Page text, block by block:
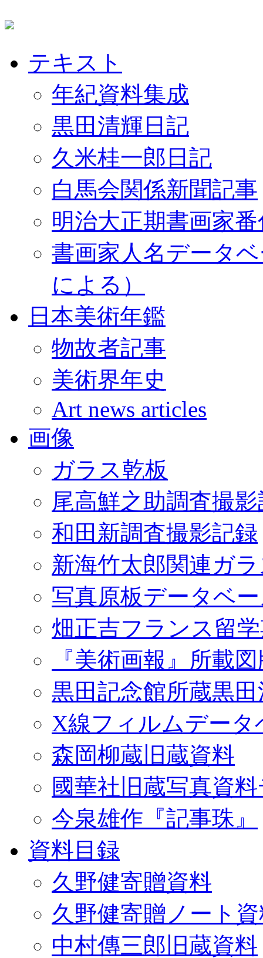
テキスト
年紀資料集成
黒田清輝日記
久米桂一郎日記
白馬会関係新聞記事
明治大正期書画家
書画家人名データ
による）
日本美術年鑑
物故者記事
美術界年史
Art news articles
画像
ガラス乾板
尾高鮮之助調査撮
和田新調査撮影記録
新海竹太郎関連ガ
写真原板データベ
畑正吉フランス留
『美術画報』所載
黒田記念館所蔵黒
X線フィルムデータ
森岡柳蔵旧蔵資料
國華社旧蔵写真資
今泉雄作『記事珠』
資料目録
久野健寄贈資料
久野健寄贈ノート
中村傳三郎旧蔵資料